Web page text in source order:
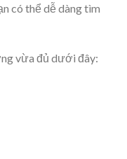
có thể dễ dàng tìm
vừa đủ dưới đây: